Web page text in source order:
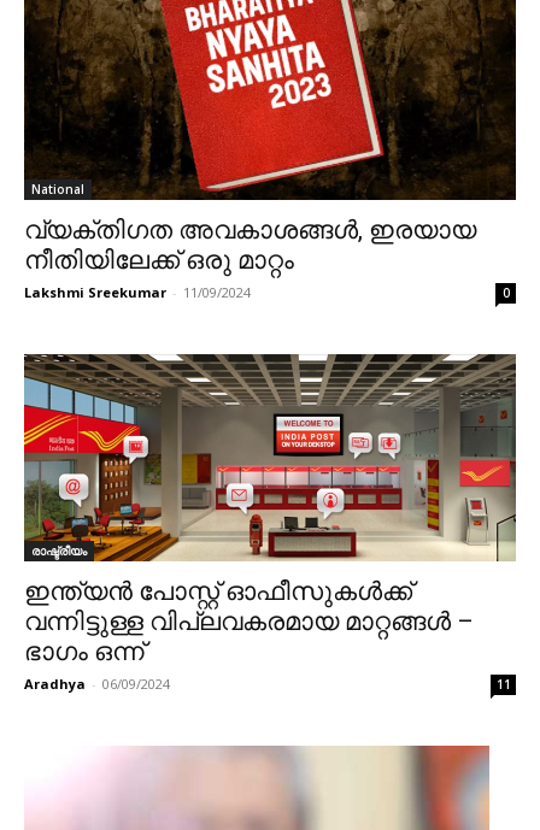
National
വ്യക്തിഗത അവകാശങ്ങൾ, ഇരയായ
നീതിയിലേക്ക് ഒരു മാറ്റം
Lakshmi Sreekumar - 11/09/2024 0
രാഷ്ട്രീയം
ഇന്ത്യൻ പോസ്റ്റ് ഓഫീസുകൾക്ക്
വന്നിട്ടുള്ള വിപ്ലവകരമായ മാറ്റങ്ങൾ –
ഭാഗം ഒന്ന്
Aradhya - 06/09/2024 11